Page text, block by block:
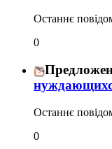
Останнє
0
Останнє
0